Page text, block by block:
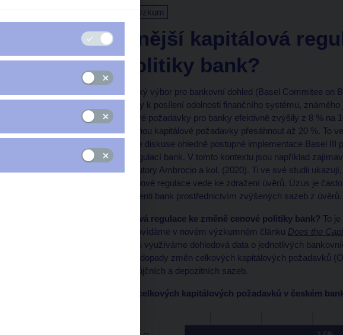
Výzkum
Vede přísnější kapitálová
cenové politiky bank?
V prosinci 2010 Basilejský výbor pro bankovní dohled (Basel Commitee on
oznámil rozsáhlé reformy k posílení odolnosti finančního systému,
III se minimální kapitálové požadavky pro banky efektivně zvýšily z 8 % na
dodatečných rezerv mohou kapitálové požadavky přesáhnout až 20 %. To
bank. V průběhu času se diskuse ohledně postupné implementace Basel III
spojených s přísnější regulací bank. V tomto kontextu jsou například
šetření publikovaného autory Ambrocio a kol. (2020). Ti ve své studii
věří, že zpřísnění kapitálové regulace vede ke zdražení úvěrů. Úzus je
ponesou ve výsledku klienti bank prostřednictvím zvýšených sazeb z úvěrů.
Vede přísnější kapitálová regulace ke změně cenové politiky bank? To
v českém kontextu odpovídáme v novém výzkumném článku Does the
. V článku využíváme dohledová data o jednotlivých
republice a odhadujeme dopady změn celkových kapitálových požadavků
úrokových marží, a zápůjčních a depozitních sazeb.
Obrázek 1: Zvyšování celkových kapitálových požadavků v českém